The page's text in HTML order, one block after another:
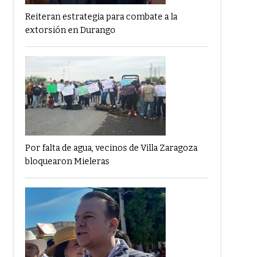
Reiteran estrategia para combate a la
extorsión en Durango
Por falta de agua, vecinos de Villa Zaragoza
bloquearon Mieleras